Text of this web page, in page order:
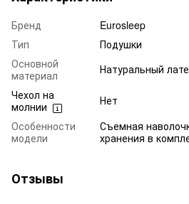
Бренд
Eurosleep
Тип
Подушки
Основной
материал
Натуральный
Чехол на
молнии
Нет
Особенности
модели
Съемная
хранения в
Отзывы